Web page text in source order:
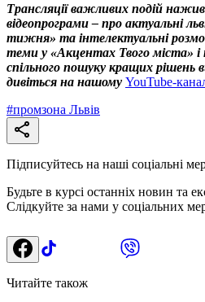
Трансляції важливих подій
відеопрограми – про актуальні
тижня» та інтелектуальні
теми у «Акцентах Твого міста» і
спільного пошуку кращих рішень
дивіться на нашому YouTube-
#промзона Львів
Підписуйтесь на наші соціальні
Будьте в курсі останніх новин та
Слідкуйте за нами у соціальних
Читайте також